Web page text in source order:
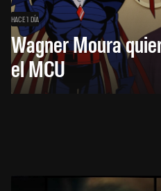
HACE 1 DÍA
Wagner Moura
el MCU